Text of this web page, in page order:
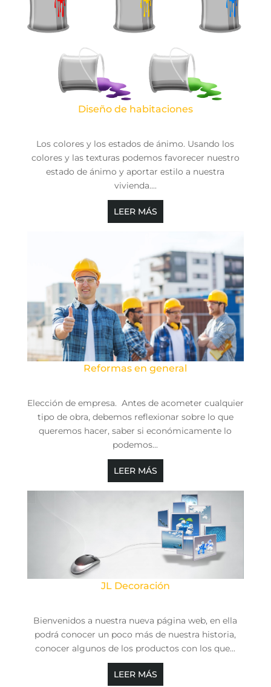
Diseño de habitaciones
Los colores y los estados de ánimo. Usando los
colores y las texturas podemos favorecer nuestro
estado de ánimo y aportar estilo a nuestra
vivienda....
LEER MÁS
Reformas en general
Elección de empresa. Antes de acometer cualquier
tipo de obra, debemos reflexionar sobre lo que
queremos hacer, saber si económicamente lo
podemos...
LEER MÁS
JL Decoración
Bienvenidos a nuestra nueva página web, en ella
podrá conocer un poco más de nuestra historia,
conocer algunos de los productos con los que...
LEER MÁS